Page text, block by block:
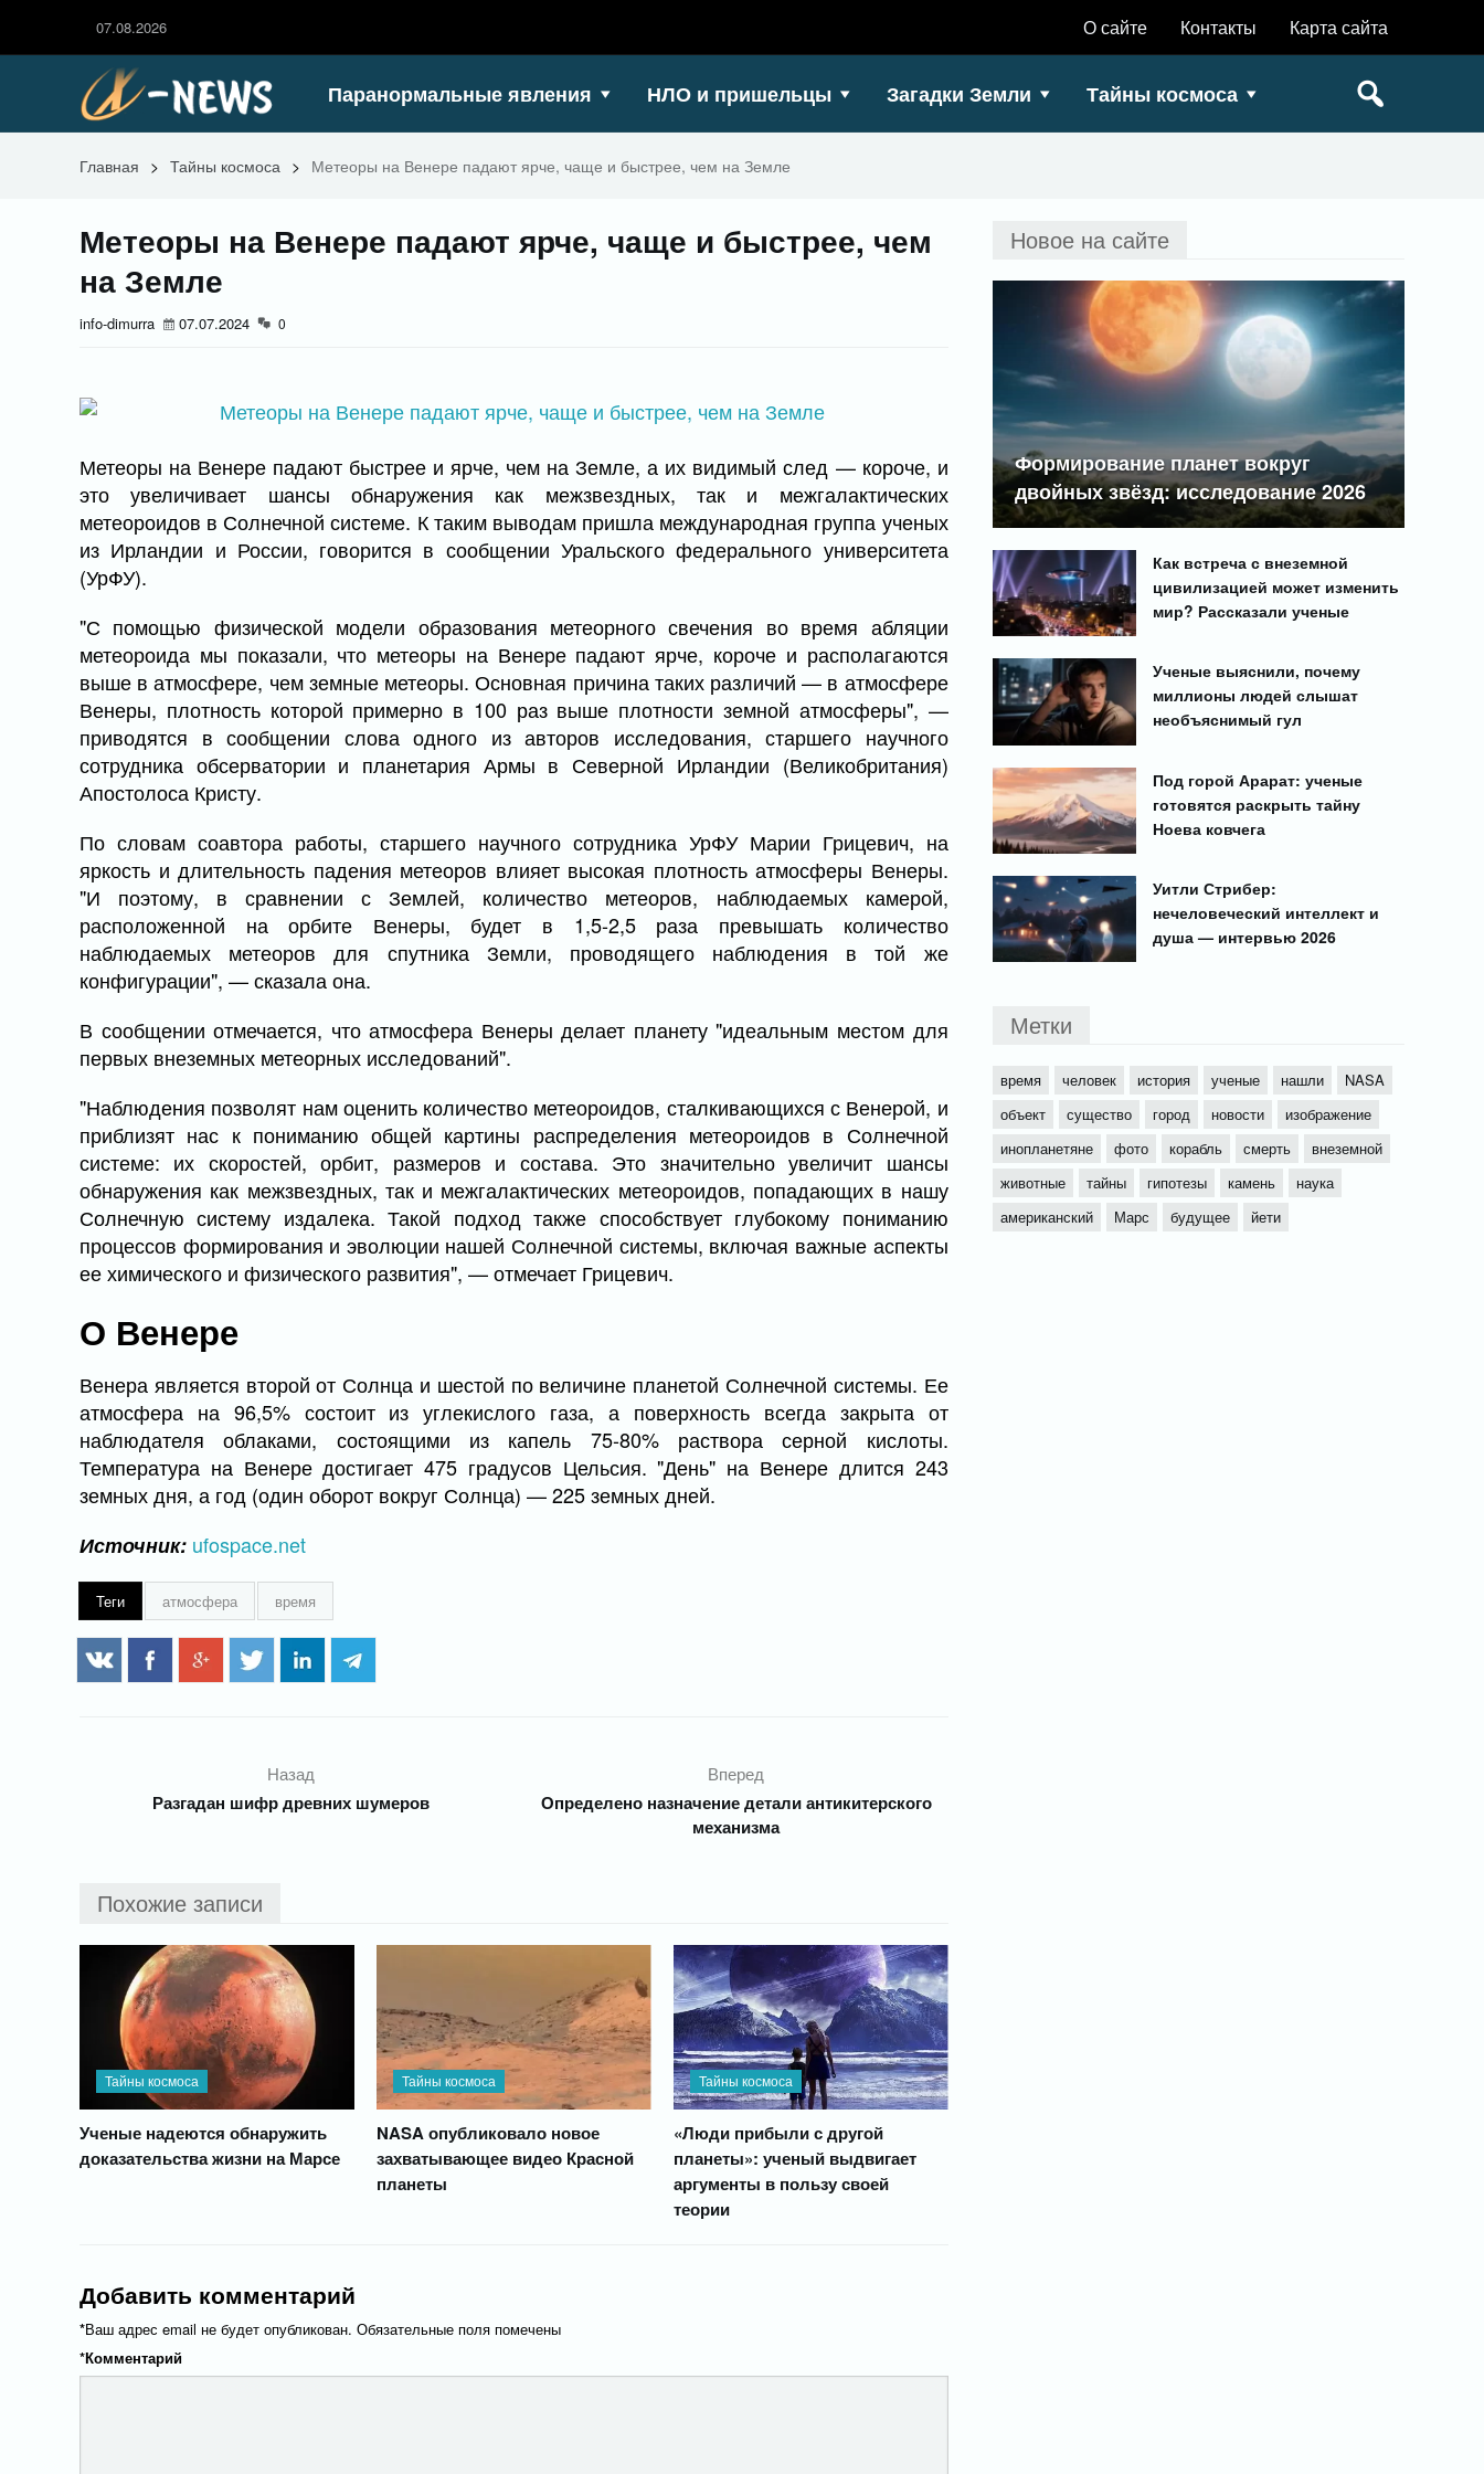
О сайте Контакты Карта сайта
07.08.2026
Паранормальные явления НЛО и пришельцы Загадки Земли Тайны космоса
Главная > Тайны космоса > Метеоры на Венере падают ярче, чаще и быстрее, чем на Земле
Метеоры на Венере падают ярче, чаще и быстрее, чем
на Земле
info-dimurra 07.07.2024 0
Метеоры на Венере падают быстрее и ярче, чем на Земле, а их видимый след — короче, и
это увеличивает шансы обнаружения как межзвездных, так и межгалактических
метеороидов в Солнечной системе. К таким выводам пришла международная группа ученых
из Ирландии и России, говорится в сообщении Уральского федерального университета
(УрФУ).
"С помощью физической модели образования метеорного свечения во время абляции
метеороида мы показали, что метеоры на Венере падают ярче, короче и располагаются
выше в атмосфере, чем земные метеоры. Основная причина таких различий — в атмосфере
Венеры, плотность которой примерно в 100 раз выше плотности земной атмосферы", —
приводятся в сообщении слова одного из авторов исследования, старшего научного
сотрудника обсерватории и планетария Армы в Северной Ирландии (Великобритания)
Апостолоса Кристу.
По словам соавтора работы, старшего научного сотрудника УрФУ Марии Грицевич, на
яркость и длительность падения метеоров влияет высокая плотность атмосферы Венеры.
"И поэтому, в сравнении с Землей, количество метеоров, наблюдаемых камерой,
расположенной на орбите Венеры, будет в 1,5-2,5 раза превышать количество
наблюдаемых метеоров для спутника Земли, проводящего наблюдения в той же
конфигурации", — сказала она.
В сообщении отмечается, что атмосфера Венеры делает планету "идеальным местом для
первых внеземных метеорных исследований".
"Наблюдения позволят нам оценить количество метеороидов, сталкивающихся с Венерой, и
приблизят нас к пониманию общей картины распределения метеороидов в Солнечной
системе: их скоростей, орбит, размеров и состава. Это значительно увеличит шансы
обнаружения как межзвездных, так и межгалактических метеороидов, попадающих в нашу
Солнечную систему издалека. Такой подход также способствует глубокому пониманию
процессов формирования и эволюции нашей Солнечной системы, включая важные аспекты
ее химического и физического развития", — отмечает Грицевич.
О Венере
Венера является второй от Солнца и шестой по величине планетой Солнечной системы. Ее
атмосфера на 96,5% состоит из углекислого газа, а поверхность всегда закрыта от
наблюдателя облаками, состоящими из капель 75-80% раствора серной кислоты.
Температура на Венере достигает 475 градусов Цельсия. "День" на Венере длится 243
земных дня, а год (один оборот вокруг Солнца) — 225 земных дней.
Источник: ufospace.net
Теги атмосфера время
Назад
Разгадан шифр древних шумеров
Вперед
Определено назначение детали антикитерского
механизма
Похожие записи
Тайны космоса
Ученые надеются обнаружить
доказательства жизни на Марсе
Тайны космоса
NASA опубликовало новое
захватывающее видео Красной
планеты
Тайны космоса
«Люди прибыли с другой
планеты»: ученый выдвигает
аргументы в пользу своей
теории
Добавить комментарий
Ваш адрес email не будет опубликован. Обязательные поля помечены
*
Комментарий
*
Новое на сайте
Формирование планет вокруг
двойных звёзд: исследование 2026
Как встреча с внеземной
цивилизацией может изменить
мир? Рассказали ученые
Ученые выяснили, почему
миллионы людей слышат
необъяснимый гул
Под горой Арарат: ученые
готовятся раскрыть тайну
Ноева ковчега
Уитли Стрибер:
нечеловеческий интеллект и
душа — интервью 2026
Метки
время человек история ученые нашли
NASA
объект
существо город новости
изображение
инопланетяне
фото корабль смерть
внеземной
животные
тайны гипотезы камень
наука
американский
Марс будущее йети